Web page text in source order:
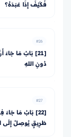
فَكَيْفَ إِذَا عَبَدَهُ؟
#26
[21] بَابُ مَا
دُونِ اللهِ
#27
[22] بَابُ مَا
طَرِيقٍ يُوصِلُ إِلَى